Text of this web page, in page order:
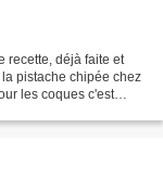
recette, déjà faite et
pistache chipée chez
les coques c'est